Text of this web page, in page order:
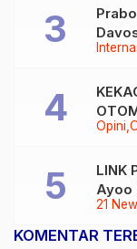
Opini
21
LINK
Ayoo
KOMENTAR